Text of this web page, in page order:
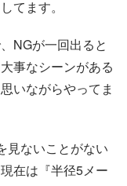
てます。
NGが一回出ると
事なシーンがある
いながらやってま
見ないことがない
在は『半径5メー